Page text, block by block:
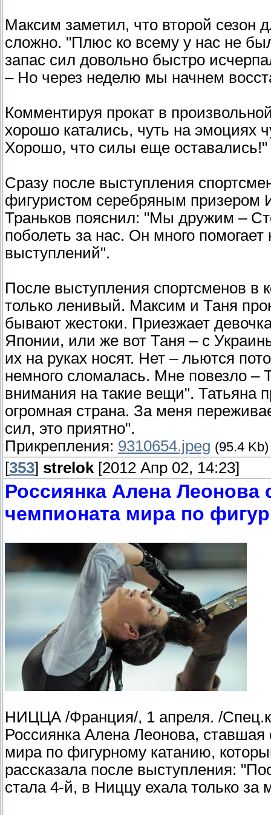
Максим заметил, что второй сезон
сложно. "Плюс ко всему у нас не
запас сил довольно быстро
– Но через неделю мы начнем
Комментируя прокат в
хорошо катались, чуть на эмоциях
Хорошо, что силы еще оставались!"
Сразу после выступления
фигуристом серебряным
Траньков пояснил: "Мы дружим –
поболеть за нас. Он много
выступлений".
После выступления спортсменов в
только ленивый. Максим и Таня
бывают жестоки. Приезжает
Японии, или же вот Таня – с
их на руках носят. Нет – льются
немного сломалась. Мне повезло –
внимания на такие вещи". Татьяна
огромная страна. За меня
сил, это приятно".
Прикрепления: 9310654.jpeg (95.4 Kb)
[353] strelok [2012 Апр 02, 14:23]
Россиянка Алена
чемпионата мира по
НИЦЦА /Франция/, 1 апреля. /
Россиянка Алена Леонова,
мира по фигурному катанию,
рассказала после выступления:
стала 4-й, в Ниццу ехала только за